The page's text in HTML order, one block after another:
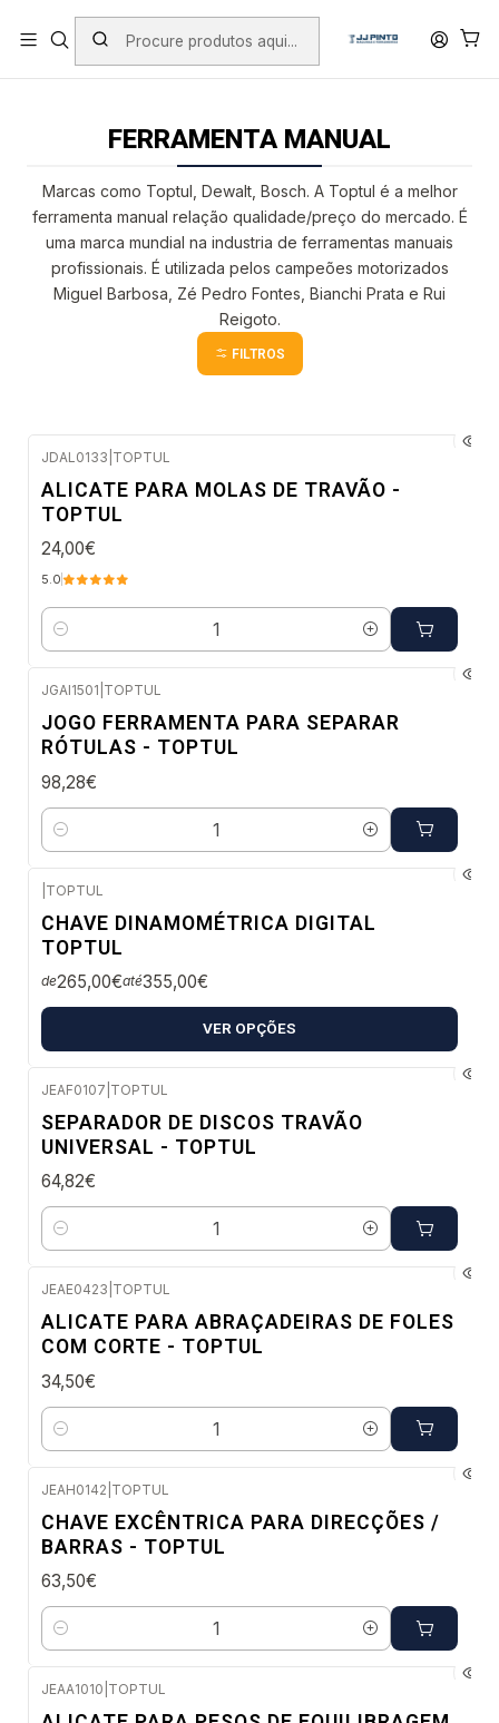
PORTES INCLUÍDOS EM ENCOMENDAS +75€ (excepto ilhas)
Início PRODUTOS FERRAMENTA MANUAL
FERRAMENTA MANUAL
Marcas como Toptul, Dewalt, Bosch. A Toptul é a melhor
ferramenta manual relação qualidade/preço do mercado. É
uma marca mundial na industria de ferramentas manuais
profissionais. É utilizada pelos campeões motorizados
Miguel Barbosa, Zé Pedro Fontes, Bianchi Prata e Rui
Reigoto.
FILTROS
JDAL0133 TOPTUL
ALICATE PARA MOLAS DE TRAVÃO -
TOPTUL
24,00€
5.0
Quantidade
JGAI1501 TOPTUL
JOGO FERRAMENTA PARA SEPARAR
RÓTULAS - TOPTUL
98,28€
Quantidade
TOPTUL
CHAVE DINAMOMÉTRICA DIGITAL
TOPTUL
de265,00€até355,00€
VER OPÇÕES
JEAF0107 TOPTUL
SEPARADOR DE DISCOS TRAVÃO
UNIVERSAL - TOPTUL
64,82€
Quantidade
JEAE0423 TOPTUL
ALICATE PARA ABRAÇADEIRAS DE FOLES
COM CORTE - TOPTUL
34,50€
Quantidade
JEAH0142 TOPTUL
CHAVE EXCÊNTRICA PARA DIRECÇÕES /
BARRAS - TOPTUL
63,50€
Quantidade
JEAA1010 TOPTUL